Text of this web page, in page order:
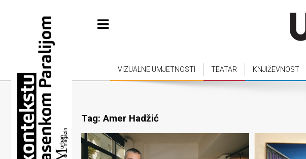
Vizualne
umjetnosti
Teatar
Književnost
Muzika
Film
VIZUALNE UMJETNOSTI TEATAR KNJIŽEVNOST
Tag:Amer Hadžić